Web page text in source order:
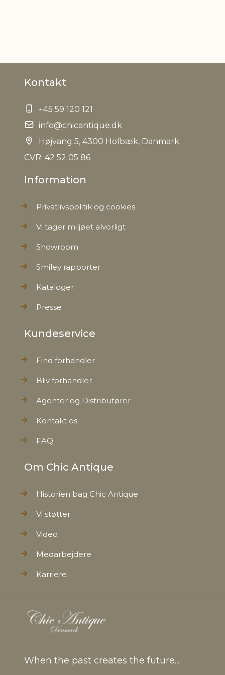
Kontakt
+45 59 120 121
info@chicantique.dk
Højvang 5, 4300 Holbæk, Danmark
CVR: 42 52 05 86
Information
Privatlivspolitik og cookies
Vi tager miljøet alvorligt
Showroom
Smiley rapporter
Kataloger
Presse
Kundeservice
Find forhandler
Bliv forhandler
Agenter og Distributører
Kontakt os
FAQ
Om Chic Antique
Historien bag Chic Antique
Vi støtter
Video
Medarbejdere
Karriere
When the past creates the future...